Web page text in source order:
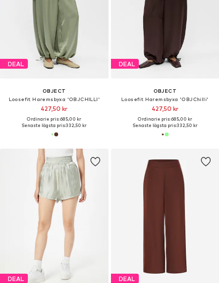
DEAL
OBJECT
Loosefit Haremsbyxa 'OBJCHILLI'
427,50 kr
Ordinarie pris: 685,00 kr
Senaste lägsta pris:332,50 kr
DEAL
OBJECT
Loosefit Haremsbyxa 'OBJChilli'
427,50 kr
Ordinarie pris: 685,00 kr
Senaste lägsta pris:332,50 kr
DEAL DEAL